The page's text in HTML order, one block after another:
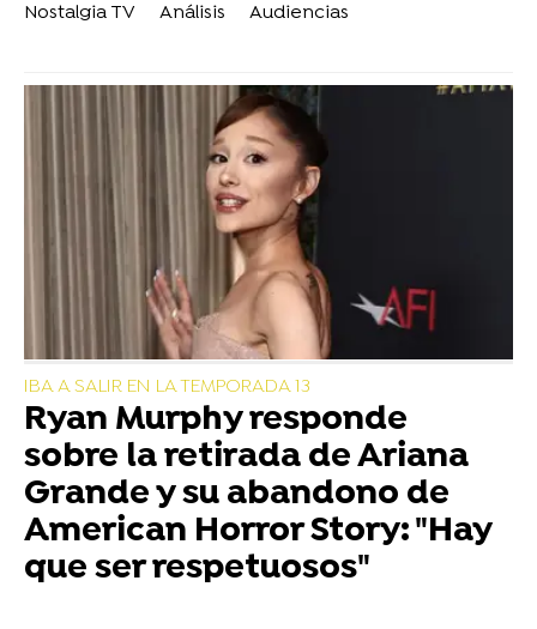
Nostalgia TV
Análisis Audiencias
IBA A SALIR EN LA TEMPORADA 13
Ryan Murphy responde
sobre la retirada de Ariana
Grande y su abandono de
American Horror Story: "Hay
que ser respetuosos"